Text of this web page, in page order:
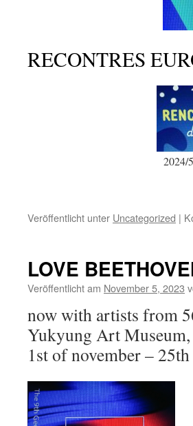
RECONTRES
2024/
Veröffentlicht unter Uncategorized |
LOVE
Veröffentlicht am November 5, 2023
now with artists from
Yukyung Art
1st of november –